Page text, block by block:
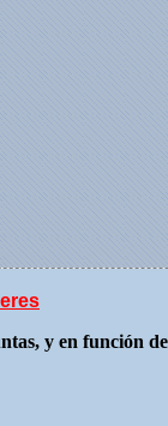
y en función